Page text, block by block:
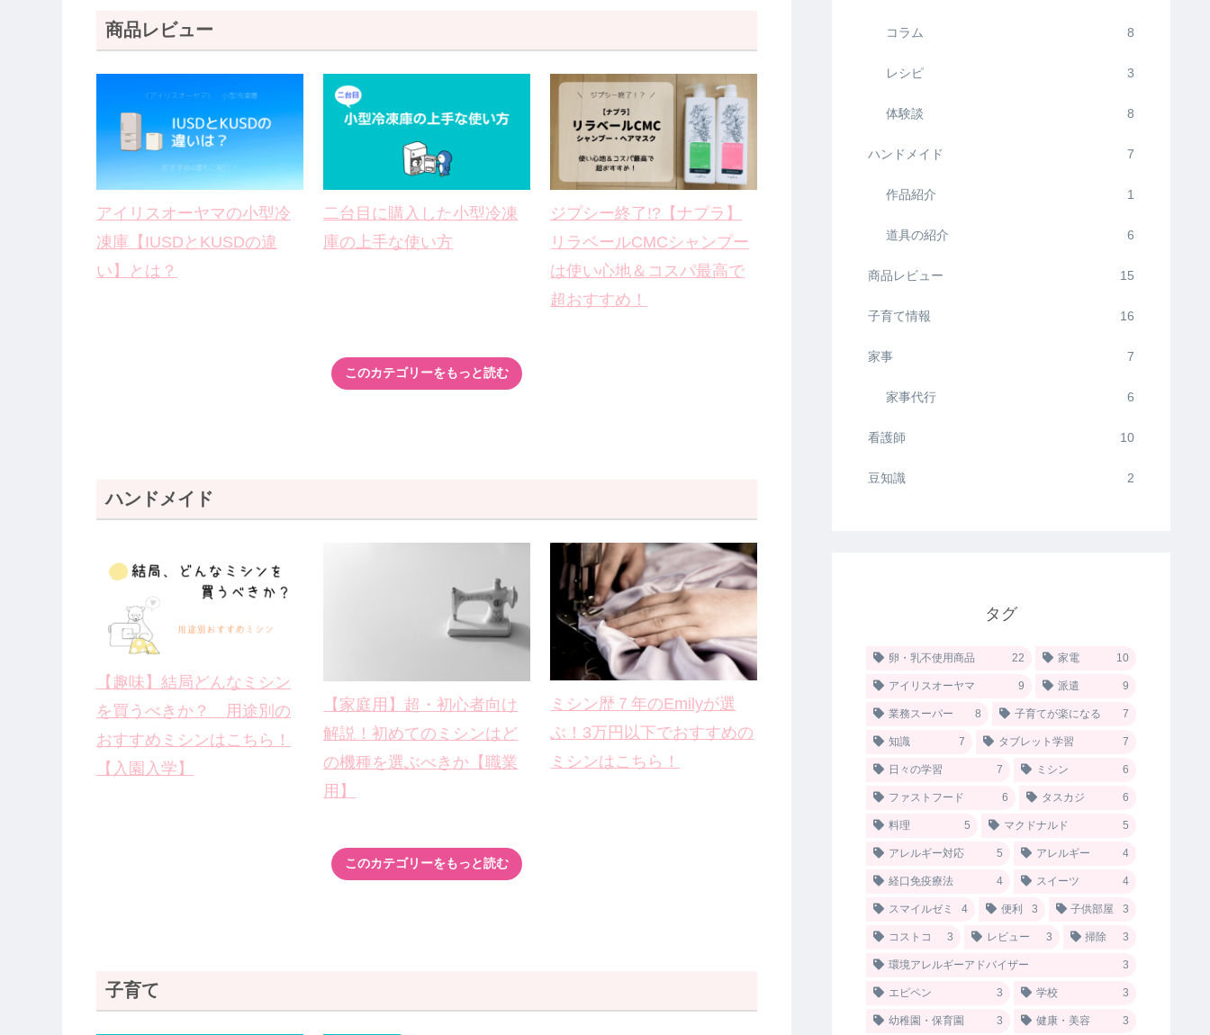
商品レビュー
アイリスオーヤマの小型冷
凍庫【IUSDとKUSDの違
い】とは？
二台目に購入した小型冷凍
庫の上手な使い方
ジプシー終了!?【ナプラ】
リラベールCMCシャンプー
は使い心地＆コスパ最高で
超おすすめ！
このカテゴリーをもっと読む
ハンドメイド
【趣味】結局どんなミシン
を買うべきか？ 用途別の
おすすめミシンはこちら！
【入園入学】
【家庭用】超・初心者向け
解説！初めてのミシンはど
の機種を選ぶべきか【職業
用】
ミシン歴７年のEmilyが選
ぶ！3万円以下でおすすめの
ミシンはこちら！
このカテゴリーをもっと読む
子育て
コラム 8
レシピ 3
体験談 8
ハンドメイド 7
作品紹介 1
道具の紹介 6
商品レビュー 15
子育て情報 16
家事 7
家事代行 6
看護師 10
豆知識 2
タグ
卵・乳不使用商品 22 家電 10
アイリスオーヤマ 9 派遣 9
業務スーパー 8 子育てが楽になる 7
知識 7 タブレット学習 7
日々の学習 7 ミシン 6
ファストフード 6 タスカジ 6
料理 5 マクドナルド 5
アレルギー対応 5 アレルギー 4
経口免疫療法 4 スイーツ 4
スマイルゼミ 4 便利 3 子供部屋 3
コストコ 3 レビュー 3 掃除 3
環境アレルギーアドバイザー 3
エピペン 3 学校 3
幼稚園・保育園 3 健康・美容 3